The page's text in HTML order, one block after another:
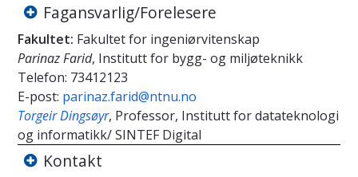
Fagansvarlig/Forelesere
Fakultet: Fakultet for ingeniørvitenskap
Parinaz Farid, Institutt for bygg- og miljøteknikk
Telefon: 73412123
E-post: parinaz.farid@ntnu.no
Torgeir Dingsøyr, Professor, Institutt for datateknologi
og informatikk/ SINTEF Digital
Kontakt